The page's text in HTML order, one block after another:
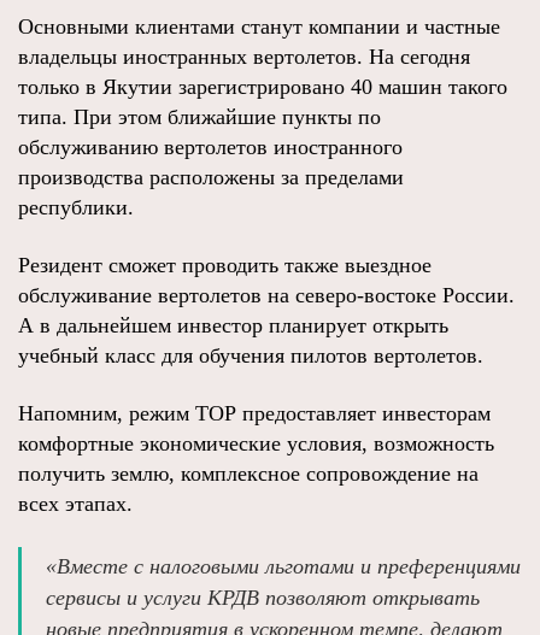
Основными клиентами станут компании и частные
владельцы иностранных вертолетов. На сегодня
только в Якутии зарегистрировано 40 машин такого
типа. При этом ближайшие пункты по
обслуживанию вертолетов иностранного
производства расположены за пределами
республики.
Резидент сможет проводить также выездное
обслуживание вертолетов на северо-востоке России.
А в дальнейшем инвестор планирует открыть
учебный класс для обучения пилотов вертолетов.
Напомним, режим ТОР предоставляет инвесторам
комфортные экономические условия, возможность
получить землю, комплексное сопровождение на
всех этапах.
«Вместе с налоговыми льготами и преференциями
сервисы и услуги КРДВ позволяют открывать
новые предприятия в ускоренном темпе, делают